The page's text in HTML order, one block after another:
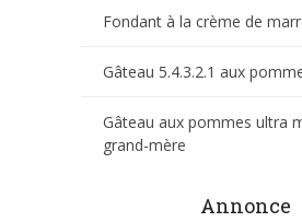
Fondant à la crème de
Gâteau 5.4.3.2.1 aux
Gâteau aux pommes ultra
grand-mère
Annonce